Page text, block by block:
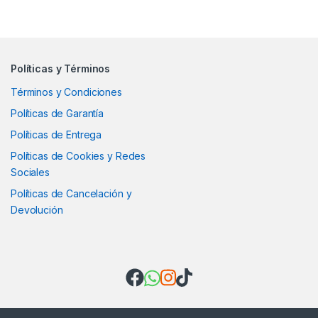
Políticas y Términos
Términos y Condiciones
Políticas de Garantía
Políticas de Entrega
Políticas de Cookies y Redes
Sociales
Políticas de Cancelación y
Devolución